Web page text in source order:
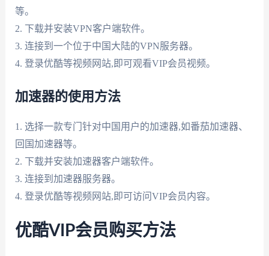
等。
2. 下载并安装VPN客户端软件。
3. 连接到一个位于中国大陆的VPN服务器。
4. 登录优酷等视频网站,即可观看VIP会员视频。
加速器的使用方法
1. 选择一款专门针对中国用户的加速器,如番茄加速器、
回国加速器等。
2. 下载并安装加速器客户端软件。
3. 连接到加速器服务器。
4. 登录优酷等视频网站,即可访问VIP会员内容。
优酷VIP会员购买方法